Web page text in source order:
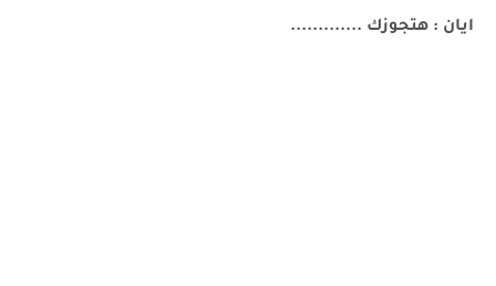
ايان : هتجوزك .............